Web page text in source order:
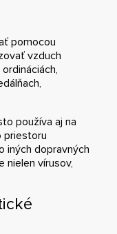
pomocou
vzduch
používa aj na
priestoru
iných dopravných
nielen vírusov,